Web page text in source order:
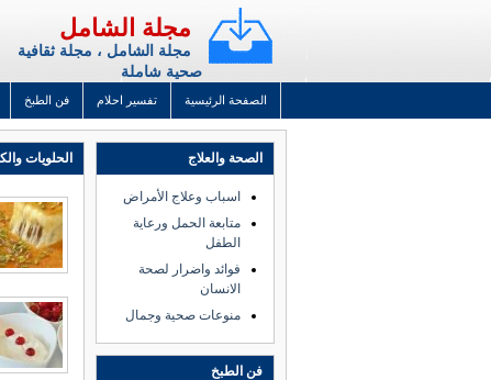
مجلة الشامل
مجلة الشامل ، مجلة ثقافية
صحية شاملة
الصفحة الرئيسية تفسير احلام فن الطبخ
الحلويات الصحة والعلاج
اسباب وعلاج الأمراض
متابعة الحمل ورعاية
الطفل
فوائد واضرار لصحة
الانسان
منوعات صحية وجمال
فن الطبخ